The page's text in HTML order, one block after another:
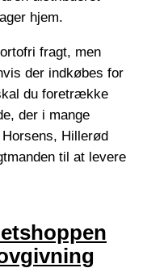
hjem.
fragt, men
der indkøbes for
du foretrække
der i mange
Hillerød
til at levere